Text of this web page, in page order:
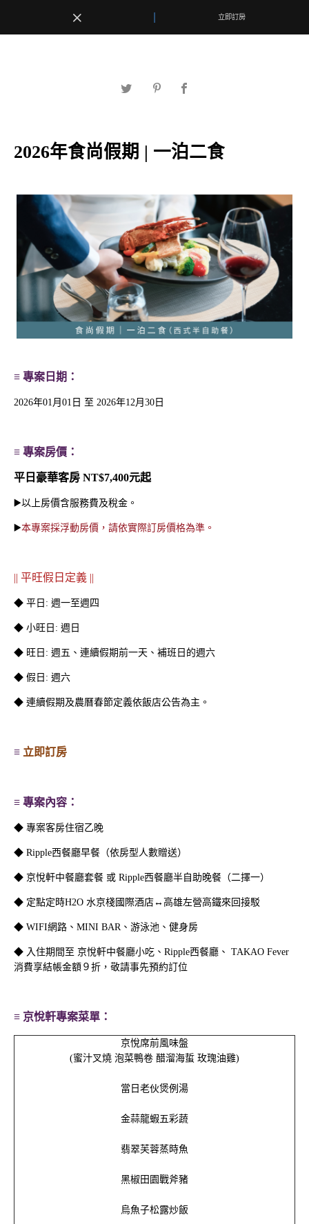
客房優惠
H₂O | Summer & Bikini
H2O x KLOWER PAND
兩夜住房專案
立即訂房
2026年食尚假期 | 一泊二食
≡ 專案日期：
2026年01月01日 至 2026年12月30日
≡ 專案房價：
平日豪華客房 NT$7,400元起
▶️以上房價含服務費及稅金。
▶️本專案採浮動房價，請依實際訂房價格為準。
|| 平旺假日定義 ||
◆ 平日: 週一至週四
◆ 小旺日: 週日
◆ 旺日: 週五、連續假期前一天、補班日的週六
◆ 假日: 週六
◆ 連續假期及農曆春節定義依飯店公告為主。
≡ 立即訂房
≡ 專案內容：
◆ 專案客房住宿乙晚
◆ Ripple西餐廳早餐（依房型人數贈送）
◆ 京悅軒中餐廳套餐 或 Ripple西餐廳半自助晚餐 （二擇一）
◆ 定點定時H2O 水京棧國際酒店↔高雄左營高鐵來回接駁
◆ WIFI網路、MINI BAR、游泳池、健身房
◆ 入住期間至 京悅軒中餐廳小吃、Ripple西餐廳、 TAKAO Fever
消費享結帳金額９折，敬請事先預約訂位
≡ 京悅軒專案菜單：
京悅席前風味盤
(蜜汁叉燒 泡菜鴨卷 醋溜海蜇 玫瑰油雞)
當日老伙煲例湯
金蒜龍蝦五彩蔬
翡翠芙蓉蒸時魚
黑椒田園戰斧豬
烏魚子松露炒飯